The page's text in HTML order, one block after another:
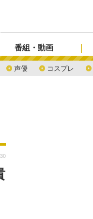
声優 コスプレ
番組・動画